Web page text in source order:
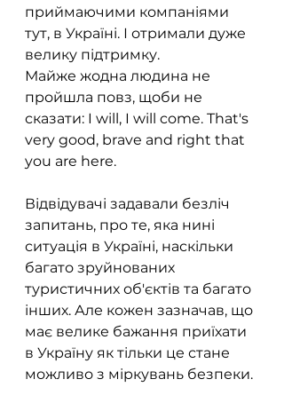
приймаючими компаніями
тут, в Україні. І отримали дуже
велику підтримку.
Майже жодна людина не
пройшла повз, щоби не
сказати: I will, I will come. That's
very good, brave and right that
you are here.
Відвідувачі задавали безліч
запитань, про те, яка нині
ситуація в Україні, наскільки
багато зруйнованих
туристичних об'єктів та багато
інших. Але кожен зазначав, що
має велике бажання приїхати
в Україну як тільки це стане
можливо з міркувань безпеки.